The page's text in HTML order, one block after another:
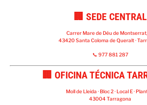
🏢 SEDE CENTRAL
Carrer Mare de Déu de
43420 Santa Coloma de Queralt ·
📞 977 881 287
🏢 OFICINA TÉCNICA
Moll de Lleida · Bloc 2 · Local E ·
43004 Tarragona